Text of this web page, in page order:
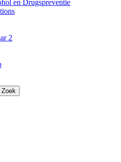
en Drugspreventie
2
Zoek